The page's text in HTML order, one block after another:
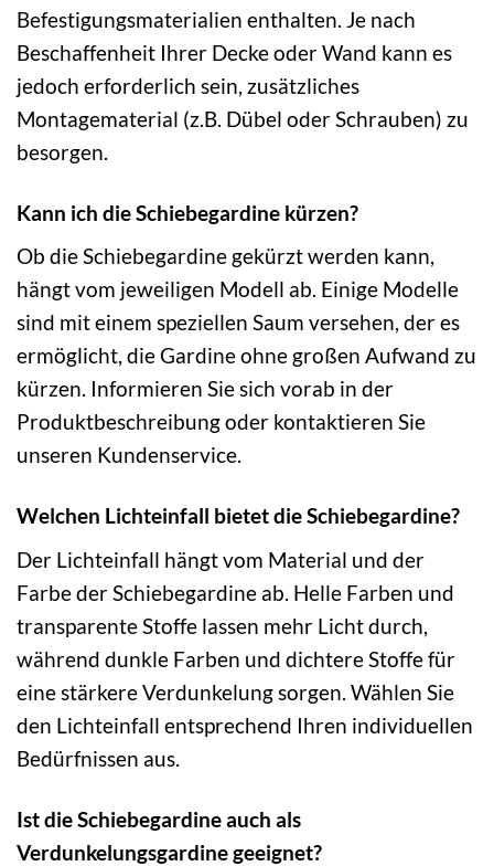
Befestigungsmaterialien enthalten. Je nach
Beschaffenheit Ihrer Decke oder Wand kann es
jedoch erforderlich sein, zusätzliches
Montagematerial (z.B. Dübel oder Schrauben) zu
besorgen.
Kann ich die Schiebegardine kürzen?
Ob die Schiebegardine gekürzt werden kann,
hängt vom jeweiligen Modell ab. Einige Modelle
sind mit einem speziellen Saum versehen, der es
ermöglicht, die Gardine ohne großen Aufwand zu
kürzen. Informieren Sie sich vorab in der
Produktbeschreibung oder kontaktieren Sie
unseren Kundenservice.
Welchen Lichteinfall bietet die Schiebegardine?
Der Lichteinfall hängt vom Material und der
Farbe der Schiebegardine ab. Helle Farben und
transparente Stoffe lassen mehr Licht durch,
während dunkle Farben und dichtere Stoffe für
eine stärkere Verdunkelung sorgen. Wählen Sie
den Lichteinfall entsprechend Ihren individuellen
Bedürfnissen aus.
Ist die Schiebegardine auch als
Verdunkelungsgardine geeignet?